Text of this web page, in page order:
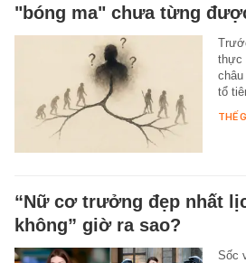
"bóng ma" chưa từng
thực
châu
tổ
THẾ
“Nữ cơ trưởng đẹp nhất
không” giờ ra sao?
Sốc